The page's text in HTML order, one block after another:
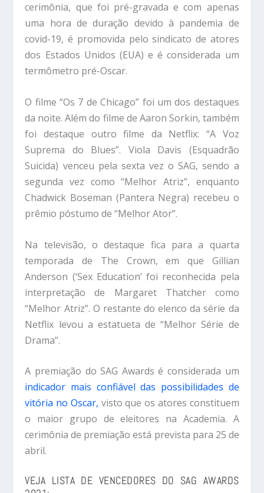
cerimônia, que foi pré-gravada e com apenas
uma hora de duração devido à pandemia de
covid-19, é promovida pelo sindicato de atores
dos Estados Unidos (EUA) e é considerada um
termômetro pré-Oscar.
O filme “Os 7 de Chicago” foi um dos destaques
da noite. Além do filme de Aaron Sorkin, também
foi destaque outro filme da Netflix: “A Voz
Suprema do Blues”. Viola Davis (Esquadrão
Suicida) venceu pela sexta vez o SAG, sendo a
segunda vez como “Melhor Atriz”, enquanto
Chadwick Boseman (Pantera Negra) recebeu o
prêmio póstumo de “Melhor Ator”.
Na televisão, o destaque fica para a quarta
temporada de The Crown, em que Gillian
Anderson (‘Sex Education’ foi reconhecida pela
interpretação de Margaret Thatcher como
“Melhor Atriz”. O restante do elenco da série da
Netflix levou a estatueta de “Melhor Série de
Drama”.
A premiação do SAG Awards é considerada um
indicador mais confiável das possibilidades de
vitória no Oscar, visto que os atores constituem
o maior grupo de eleitores na Academia. A
cerimônia de premiação está prevista para 25 de
abril.
VEJA LISTA DE VENCEDORES DO SAG AWARDS